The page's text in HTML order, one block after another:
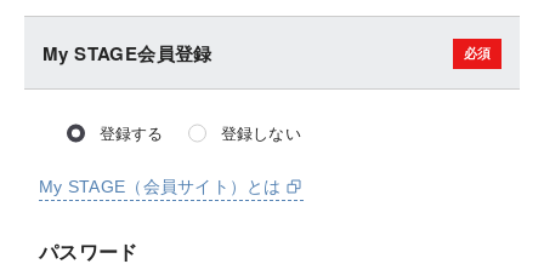
My STAGE会員登録
登録する 登録しない
My STAGE（会員サイト）とは
パスワード